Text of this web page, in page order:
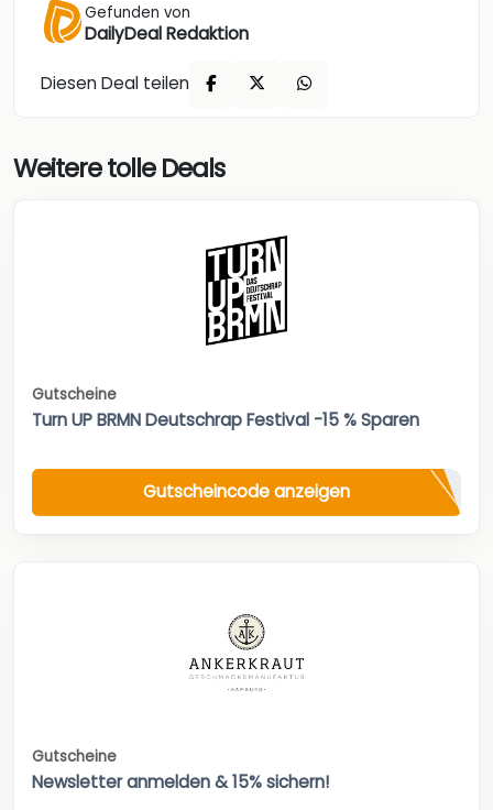
Gefunden von
DailyDeal Redaktion
Diesen Deal teilen
Weitere tolle Deals
Gutscheine
Turn UP BRMN Deutschrap Festival -15 % Sparen
Gutscheincode anzeigen
Gutscheine
Newsletter anmelden & 15% sichern!